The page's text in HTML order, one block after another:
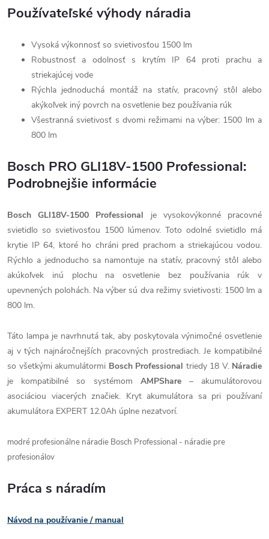
Používateľské výhody náradia
Vysoká výkonnosť so svietivosťou 1500 lm
Robustnosť a odolnosť s krytím IP 64 proti prachu a
striekajúcej vode
Rýchla jednoduchá montáž na statív, pracovný stôl alebo
akýkoľvek iný povrch na osvetlenie bez používania rúk
Všestranná svietivosť s dvomi režimami na výber: 1500 lm a
800 lm
Bosch PRO GLI18V-1500 Professional:
Podrobnejšie informácie
Bosch GLI18V-1500 Professional je vysokovýkonné pracovné
svietidlo so svietivosťou 1500 lúmenov. Toto odolné svietidlo má
krytie IP 64, ktoré ho chráni pred prachom a striekajúcou vodou.
Rýchlo a jednoducho sa namontuje na statív, pracovný stôl alebo
akúkoľvek inú plochu na osvetlenie bez používania rúk v
upevnených polohách. Na výber sú dva režimy svietivosti: 1500 lm a
800 lm.
Táto lampa je navrhnutá tak, aby poskytovala výnimočné osvetlenie
aj v tých najnáročnejších pracovných prostrediach. Je kompatibilné
so všetkými akumulátormi Bosch Professional triedy 18 V. Náradie
je kompatibilné so systémom AMPShare– akumulátorovou
asociáciou viacerých značiek. Kryt akumulátora sa pri používaní
akumulátora EXPERT 12.0Ah úplne nezatvorí.
modré profesionálne náradie Bosch Professional - náradie pre
profesionálov
Práca s náradím
Návod na používanie / manual